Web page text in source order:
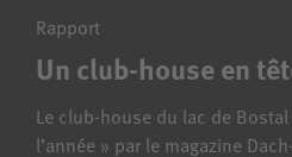
Rapport
Un club-house en
Le club-house du lac de
l’année » par le magazine